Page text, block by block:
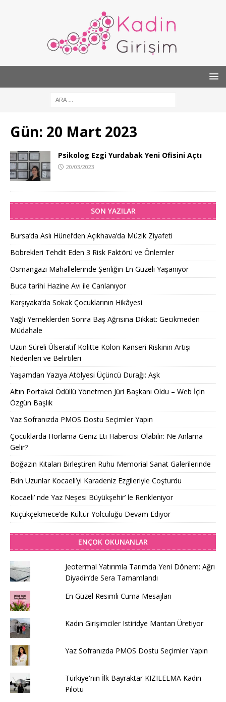
Gün: 20 Mart 2023
Psikolog Ezgi Yurdabak Yeni Ofisini Açtı
20/03/2023
SON YAZILAR
Bursa’da Aslı Hünel’den Açıkhava’da Müzik Ziyafeti
Böbrekleri Tehdit Eden 3 Risk Faktörü ve Önlemler
Osmangazi Mahallelerinde Şenliğin En Güzeli Yaşanıyor
Buca tarihi Hazine Avı ile Canlanıyor
Karşıyaka’da Sokak Çocuklarının Hikâyesi
Yağlı Yemeklerden Sonra Baş Ağrısına Dikkat: Gecikmeden
Müdahale
Uzun Süreli Ülseratif Kolitte Kolon Kanseri Riskinin Artışı
Nedenleri ve Belirtileri
Yaşamdan Yazıya Atölyesi Üçüncü Durağı: Aşk
Altın Portakal Ödüllü Yönetmen Jüri Başkanı Oldu – Web İçin
Özgün Başlık
Yaz Sofranızda PMOS Dostu Seçimler Yapın
Çocuklarda Horlama Geniz Eti Habercisi Olabilir: Ne Anlama
Gelir?
Boğazın Kıtaları Birleştiren Ruhu Memorial Sanat Galerilerinde
Ekin Uzunlar Kocaeli’yi Karadeniz Ezgileriyle Coşturdu
Kocaeli’ nde Yaz Neşesi Büyükşehir’ le Renkleniyor
Küçükçekmece’de Kültür Yolculuğu Devam Ediyor
ENÇOK OKUNANLAR
Jeotermal Yatırımla Tarımda Yeni Dönem: Ağrı
Diyadin’de Sera Tamamlandı
En Güzel Resimli Cuma Mesajları
Kadın Girişimciler Istiridye Mantarı Üretiyor
Yaz Sofranızda PMOS Dostu Seçimler Yapın
Türkiye'nin İlk Bayraktar KIZILELMA Kadın
Pilotu